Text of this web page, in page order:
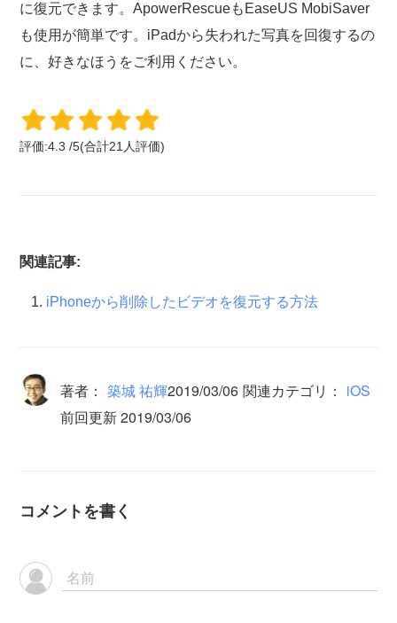
に復元できます。ApowerRescueもEaseUS MobiSaver
も使用が簡単です。iPadから失われた写真を回復するの
に、好きなほうをご利用ください。
評価:4.3 /5(合計21人評価)
関連記事:
iPhoneから削除したビデオを復元する方法
著者： 築城 祐輝2019/03/06 関連カテゴリ： iOS
前回更新 2019/03/06
コメントを書く